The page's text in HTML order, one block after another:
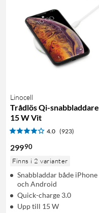
Linocell
Trådlös Qi-snabbladdare
15 W Vit
4.0 (923)
29990
Finns i 2 varianter
Snabbladdar både iPhone
och Android
Quick-charge 3.0
Upp till 15 W